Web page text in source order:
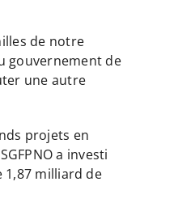
de notre
gouvernement de
une autre
projets en
a investi
1,87 milliard de